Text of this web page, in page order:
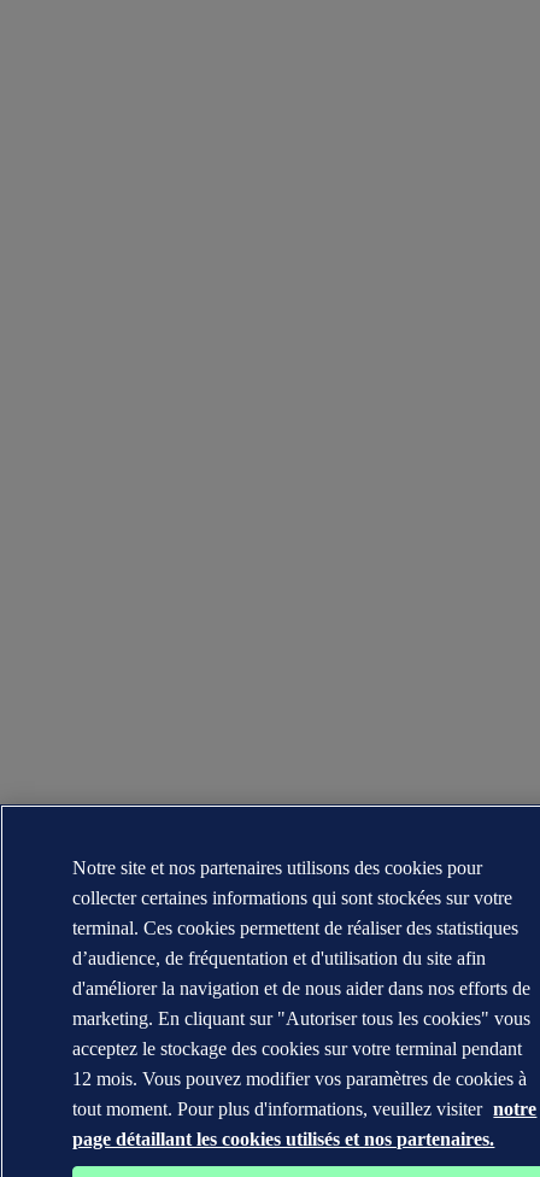
Notre site et nos partenaires utilisons des cookies pour
collecter certaines informations qui sont stockées sur votre
terminal. Ces cookies permettent de réaliser des statistiques
d’audience, de fréquentation et d'utilisation du site afin
d'améliorer la navigation et de nous aider dans nos efforts de
marketing. En cliquant sur "Autoriser tous les cookies" vous
acceptez le stockage des cookies sur votre terminal pendant
12 mois. Vous pouvez modifier vos paramètres de cookies à
tout moment. Pour plus d'informations, veuillez visiter notre
page détaillant les cookies utilisés et nos partenaires.